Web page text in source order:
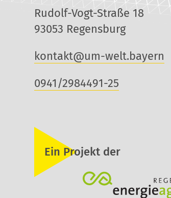
Rudolf-Vogt-Straße 18
93053 Regensburg
kontakt@um-welt.bayern
0941/2984491-25
Ein Projekt der